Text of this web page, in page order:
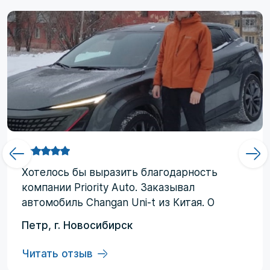
Хотелоcь бы выразить благодарность
компании Priority Аuto. Заказывал
автомобиль Changan Uni-t из Китая. О
компании узнал от друзей и коллег по
работе. Работал со мной менеджер
Евгений, логисты Ольга и Регина. В начале
Петр, г. Новосибирск
Читать отзыв